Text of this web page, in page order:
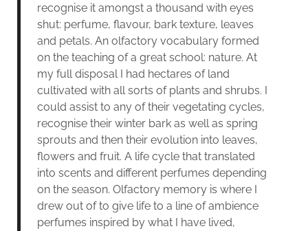
recognise it amongst a thousand with eyes
shut: perfume, flavour, bark texture, leaves
and petals. An olfactory vocabulary formed
on the teaching of a great school: nature. At
my full disposal I had hectares of land
cultivated with all sorts of plants and shrubs. I
could assist to any of their vegetating cycles,
recognise their winter bark as well as spring
sprouts and then their evolution into leaves,
flowers and fruit. A life cycle that translated
into scents and different perfumes depending
on the season. Olfactory memory is where I
drew out of to give life to a line of ambience
perfumes inspired by what I have lived,